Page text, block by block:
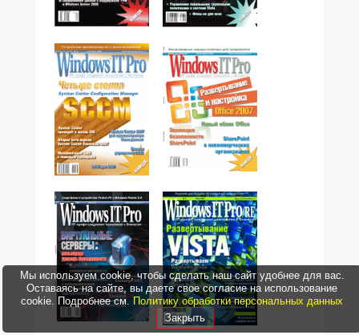
№08,2007 №07,2007
№06,2007 №05,2007
№04,2007 №02,2007
Мы используем cookie, чтобы сделать наш сайт удобнее для вас.
Оставаясь на сайте, вы даете свое согласие на использование
cookie. Подробнее см.Политику обработки персональных данных
Закрыть